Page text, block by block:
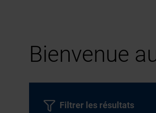
Bienvenue
Filtrer les résultats